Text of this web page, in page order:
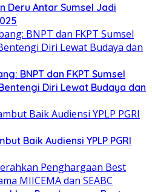
Deru Antar Sumsel Jadi
BNPT dan FKPT Sumsel
Diri Lewat Budaya dan
Baik Audiensi YPLP PGRI